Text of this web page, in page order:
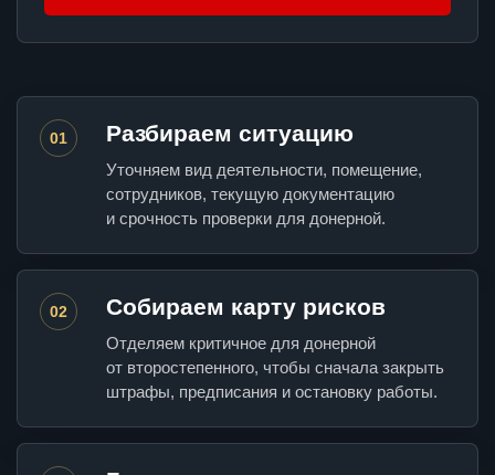
01 Разбираем ситуацию
Уточняем вид деятельности, помещение,
сотрудников, текущую документацию
и срочность проверки для донерной.
02 Собираем карту рисков
Отделяем критичное для донерной
от второстепенного, чтобы сначала закрыть
штрафы, предписания и остановку работы.